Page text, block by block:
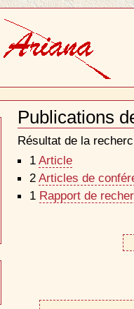
Publications
Document
Actions
Résultat de la
1 Article
2 Articles de
1 Rapport de